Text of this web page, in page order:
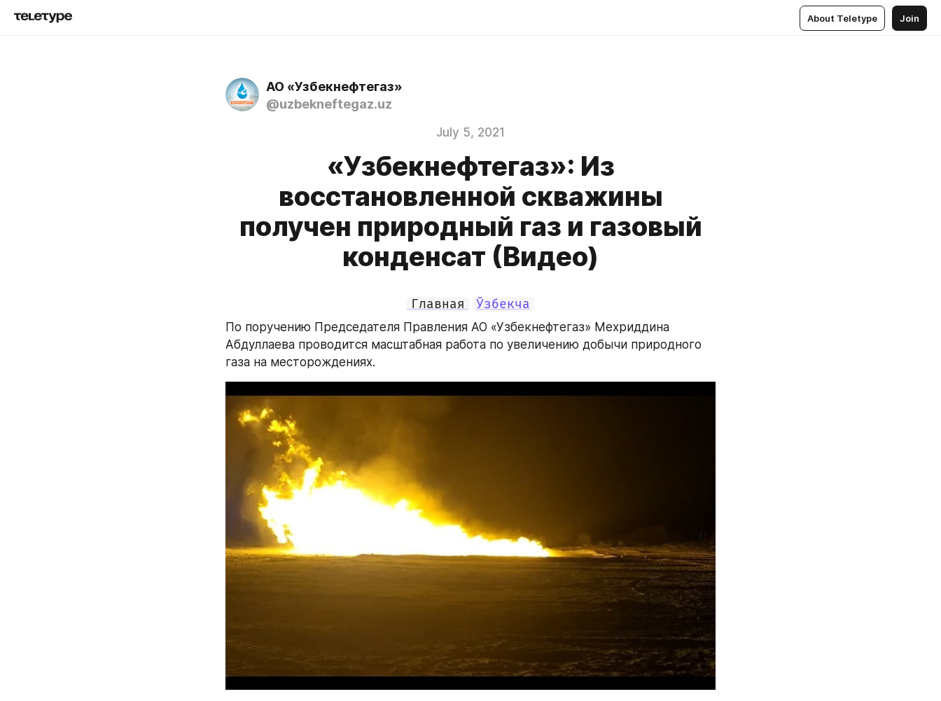
About Teletype Join
АО «Узбекнефтегаз»
@uzbekneftegaz.uz
July 5, 2021
«Узбекнефтегаз»: Из
восстановленной скважины
получен природный газ и газовый
конденсат (Видео)
Главная Ўзбекча
По поручению Председателя Правления АО «Узбекнефтегаз» Мехриддина
Абдуллаева проводится масштабная работа по увеличению добычи природного
газа на месторождениях.